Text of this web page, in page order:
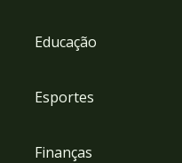
Educação
Esportes
Finanças